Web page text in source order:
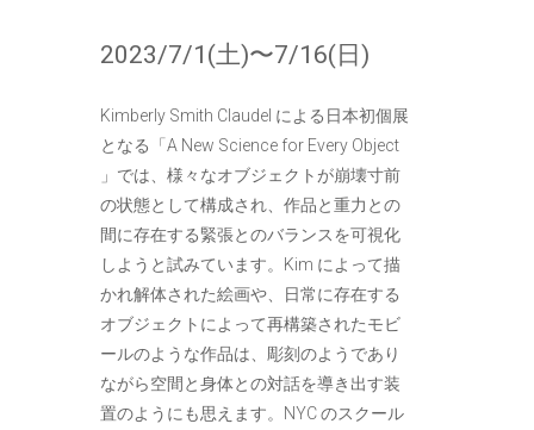
2023/7/1(土)〜7/16(日)
Kimberly Smith Claudel による日本初個展
となる「A New Science for Every Object
」では、様々なオブジェクトが崩壊寸前
の状態として構成され、作品と重力との
間に存在する緊張とのバランスを可視化
しようと試みています。Kim によって描
かれ解体された絵画や、日常に存在する
オブジェクトによって再構築されたモビ
ールのような作品は、彫刻のようであり
ながら空間と身体との対話を導き出す装
置のようにも思えます。NYC のスクール